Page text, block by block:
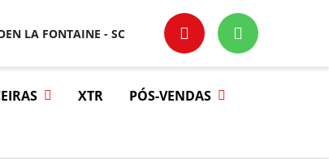
LA FONTAINE - SC
XTR
PÓS-VENDAS